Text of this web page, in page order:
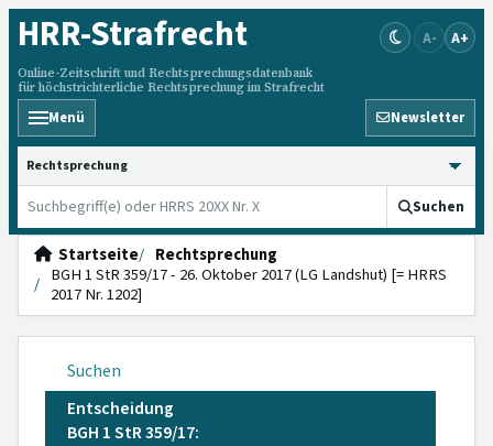
HRR-Strafrecht
Online-Zeitschrift und Rechtsprechungsdatenbank
für höchstrichterliche Rechtsprechung im Strafrecht
A- A+
Menü Newsletter
HRRS durchsuchen
Suchen
Startseite
Rechtsprechung
BGH 1 StR 359/17 - 26. Oktober 2017 (LG Landshut) [= HRRS
2017 Nr. 1202]
Suchen
Entscheidung
BGH 1 StR 359/17: